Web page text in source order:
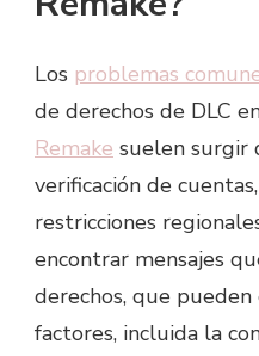
Los problemas
de derechos de DLC
Remake suelen surgir
verificación de
restricciones
encontrar mensajes
derechos, que
factores, incluida la